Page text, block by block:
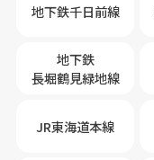
地下鉄千日前線
地下鉄
長堀鶴見緑地線
JR東海道本線